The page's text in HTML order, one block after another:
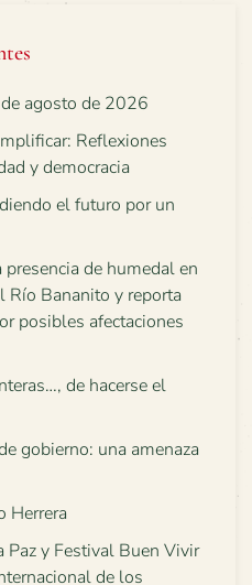
agosto de 2026
Reflexiones
y democracia
el futuro por un
de humedal en
Bananito y reporta
posibles afectaciones
de hacerse el
gobierno: una amenaza
Herrera
Paz y Festival Buen Vivir
de los